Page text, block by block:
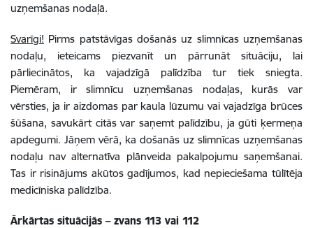
uzņemšanas nodaļā.
Svarīgi! Pirms patstāvīgas došanās uz slimnīcas uzņemšanas
nodaļu, ieteicams piezvanīt un pārrunāt situāciju, lai
pārliecinātos, ka vajadzīgā palīdzība tur tiek sniegta.
Piemēram, ir slimnīcu uzņemšanas nodaļas, kurās var
vērsties, ja ir aizdomas par kaula lūzumu vai vajadzīga brūces
šūšana, savukārt citās var saņemt palīdzību, ja gūti ķermeņa
apdegumi. Jāņem vērā, ka došanās uz slimnīcas uzņemšanas
nodaļu nav alternatīva plānveida pakalpojumu saņemšanai.
Tas ir risinājums akūtos gadījumos, kad nepieciešama tūlītēja
medicīniska palīdzība.
Ārkārtas situācijās – zvans 113 vai 112